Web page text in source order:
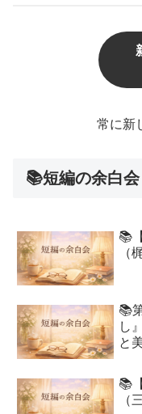
常に新
📚短編の余白会
📚
（
📚
し
と
📚
（